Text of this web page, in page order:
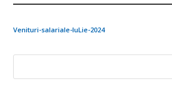
Venituri-salariale-IuLie-2024